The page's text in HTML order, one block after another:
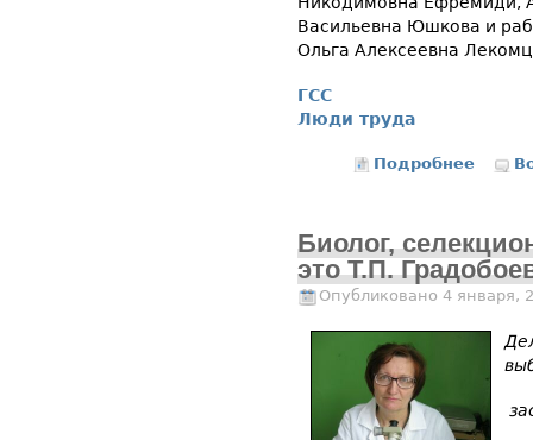
Васильевна Юшкова и
Ольга Алексеевна
ГСС
Люди труда
Подробнее о Наш
Биолог,
это Т.П.
Опубликовано 4 января,